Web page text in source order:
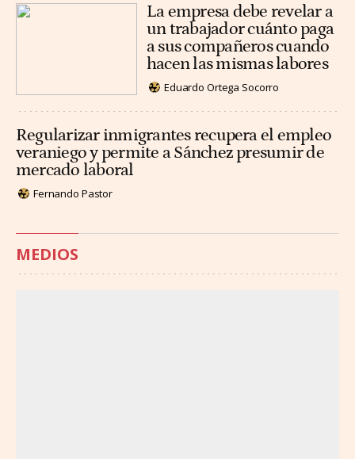
La empresa debe revelar a
un trabajador cuánto paga
a sus compañeros cuando
hacen las mismas labores
Eduardo Ortega Socorro
Regularizar inmigrantes recupera el empleo
veraniego y permite a Sánchez presumir de
mercado laboral
Fernando Pastor
MEDIOS